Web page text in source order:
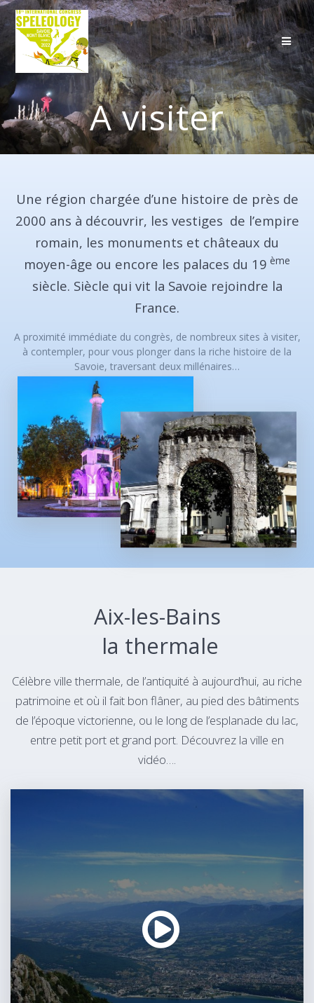
Skip
to
content
A visiter
Une région chargée d’une histoire de près de
2000 ans à découvrir, les vestiges de l’empire
romain, les monuments et châteaux du
moyen-âge ou encore les palaces du 19 ème
siècle. Siècle qui vit la Savoie rejoindre la
France.
A proximité immédiate du congrès, de nombreux sites à visiter,
à contempler, pour vous plonger dans la riche histoire de la
Savoie, traversant deux millénaires…
Aix-les-Bains
la thermale
Célèbre ville thermale, de l’antiquité à aujourd’hui, au riche
patrimoine et où il fait bon flâner, au pied des bâtiments
de l’époque victorienne, ou le long de l’esplanade du lac,
entre petit port et grand port. Découvrez la ville en
vidéo….